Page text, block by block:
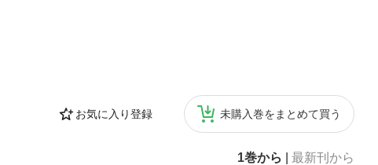
お気に入り登録 未購入巻をまとめて買う
1巻から 最新刊から